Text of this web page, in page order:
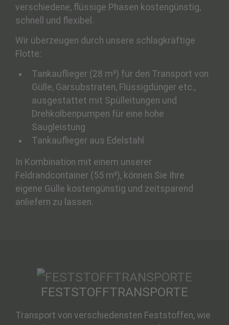
verschiedene, flüssige Phasen kostengünstig,
schnell und flexibel.
Wir überzeugen durch unsere schlagkräftige
Flotte:
Tankauflieger (28 m³) für den Transport von
Gülle, Gärsubstraten, Flüssigdünger etc.,
ausgestattet mit Spülleitungen und
Drehkolbenpumpen für eine hohe
Saugleistung
Tankauflieger aus Edelstahl
In Kombination mit einem unserer
Feldrandcontainer (55 m³), können Sie Ihre
eigene Gülle kostengünstig und zeitsparend
anliefern zu lassen.
FESTSTOFFTRANSPORTE
Transport von verschiedensten Feststoffen, wie